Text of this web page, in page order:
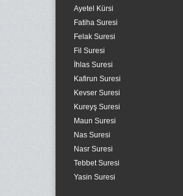
Ayetel Kürsi
Fatiha Suresi
Felak Suresi
Fil Suresi
İhlas Suresi
Kafirun Suresi
Kevser Suresi
Kureyş Suresi
Maun Suresi
Nas Suresi
Nasr Suresi
Tebbet Suresi
Yasin Suresi